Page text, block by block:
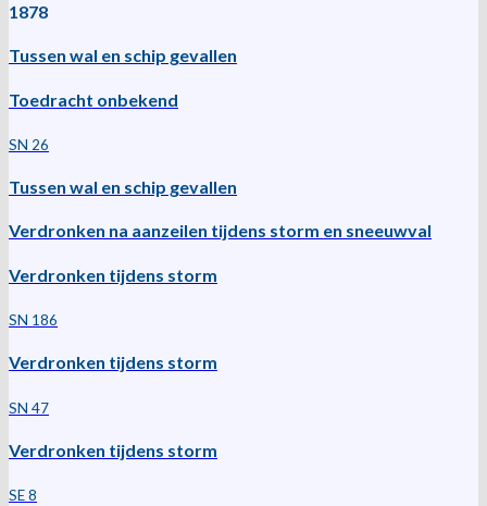
1878
Tussen wal en schip gevallen
Toedracht onbekend
SN 26
Tussen wal en schip gevallen
Verdronken na aanzeilen tijdens storm en sneeuwval
Verdronken tijdens storm
SN 186
Verdronken tijdens storm
SN 47
Verdronken tijdens storm
SE 8